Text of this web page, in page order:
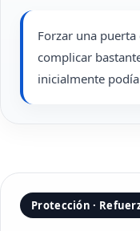
Forzar una
complicar
inicialmente
Protección ·